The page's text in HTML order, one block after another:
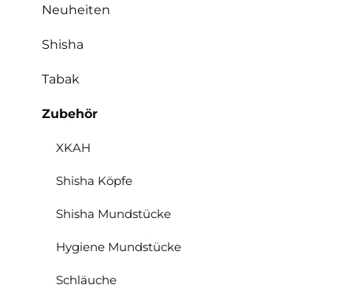
Neuheiten
Shisha
Tabak
Zubehör
XKAH
Shisha Köpfe
Shisha Mundstücke
Hygiene Mundstücke
Schläuche